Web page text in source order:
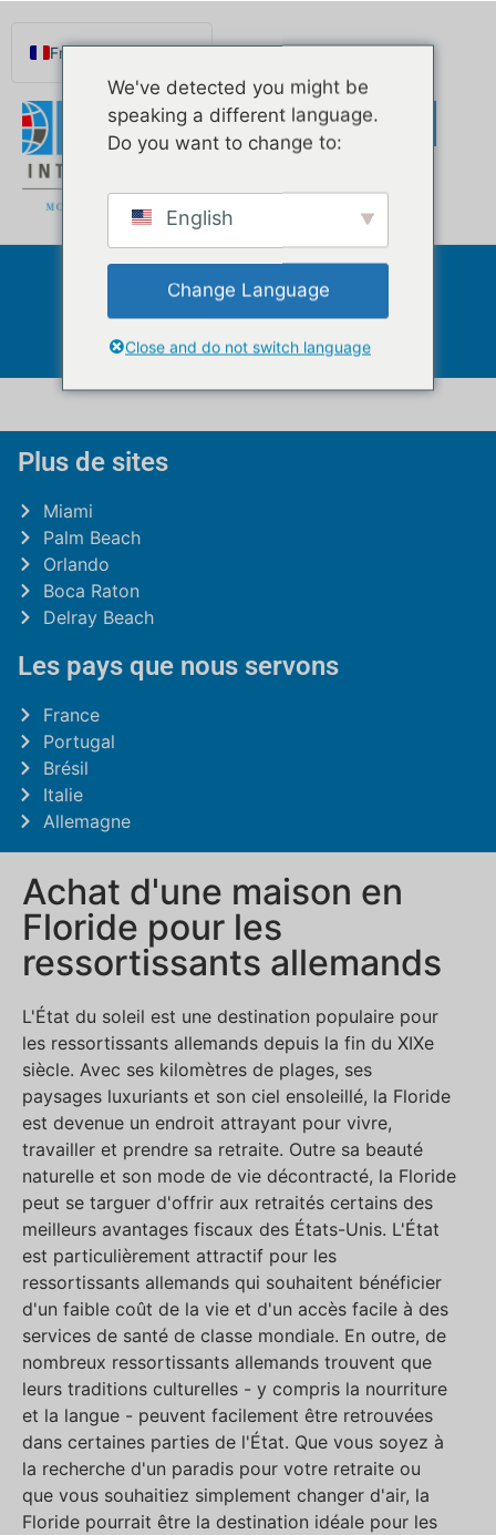
Français
Español de México
Português do Brasil
Русский
Norsk nynorsk
Nederlands (België)
Allemagne
Plus de sites
Miami
Palm Beach
Orlando
Boca Raton
Delray Beach
Les pays que nous servons
France
Portugal
Brésil
Italie
Allemagne
Achat d'une maison en
Floride pour les
ressortissants allemands
L'État du soleil est une destination populaire pour
les ressortissants allemands depuis la fin du XIXe
siècle. Avec ses kilomètres de plages, ses
paysages luxuriants et son ciel ensoleillé, la Floride
est devenue un endroit attrayant pour vivre,
travailler et prendre sa retraite. Outre sa beauté
naturelle et son mode de vie décontracté, la Floride
peut se targuer d'offrir aux retraités certains des
meilleurs avantages fiscaux des États-Unis. L'État
est particulièrement attractif pour les
ressortissants allemands qui souhaitent bénéficier
d'un faible coût de la vie et d'un accès facile à des
services de santé de classe mondiale. En outre, de
nombreux ressortissants allemands trouvent que
leurs traditions culturelles - y compris la nourriture
et la langue - peuvent facilement être retrouvées
dans certaines parties de l'État. Que vous soyez à
la recherche d'un paradis pour votre retraite ou
que vous souhaitiez simplement changer d'air, la
Floride pourrait être la destination idéale pour les
We've detected you might be
speaking a different language.
Do you want to change to:
English
Change Language
Close and do not switch language